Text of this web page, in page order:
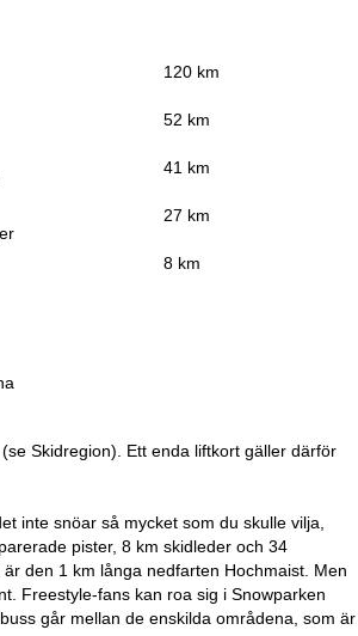
120 km
52 km
41 km
27 km
8 km
Skidregion). Ett enda liftkort gäller därför
inte snöar så mycket som du skulle vilja,
pister, 8 km skidleder och 34
den 1 km långa nedfarten Hochmaist. Men
Freestyle-fans kan roa sig i Snowparken
går mellan de enskilda områdena, som är